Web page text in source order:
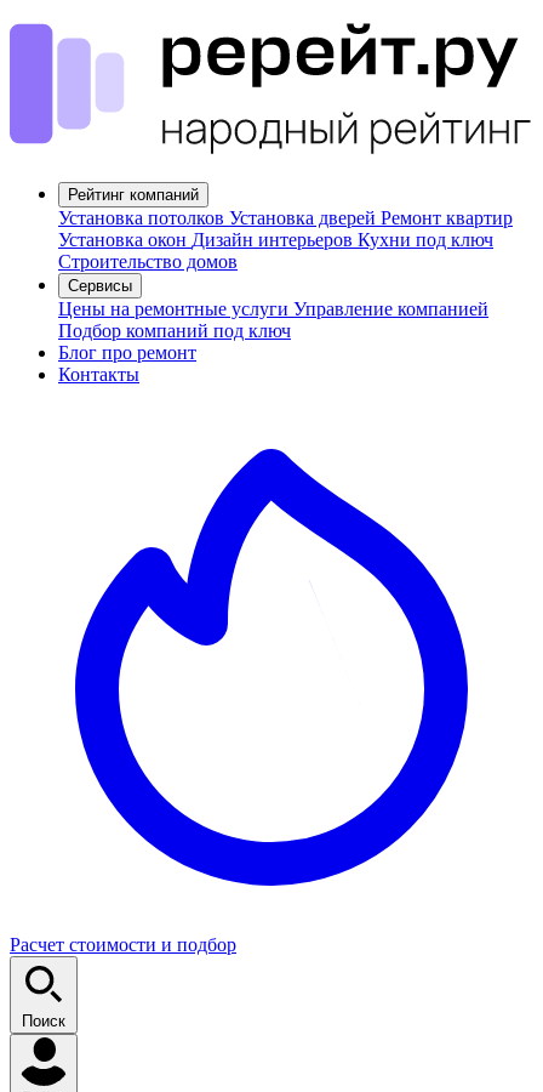
Рейтинг компаний
Установка потолков Установка дверей Ремонт квартир
Установка окон Дизайн интерьеров Кухни под ключ
Строительство домов
Сервисы
Цены на ремонтные услуги Управление компанией
Подбор компаний под ключ
Блог про ремонт
Контакты
Расчет стоимости и подбор
Поиск